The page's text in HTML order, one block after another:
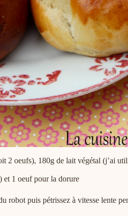
2 oeufs), 180g de lait végétal (j’ai
) et 1 oeuf pour la dorure
robot puis pétrissez à vitesse lente